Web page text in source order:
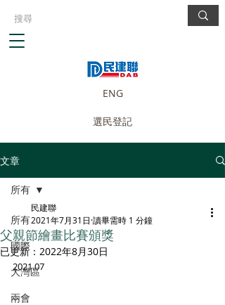
ENG
選民登記
文章
所有
國際
大灣區
兩會
所有
父親節繪畫比賽頒獎
民建聯
2021年7月31日 讀畢需時 1 分鐘
已更新： 2022年8月30日
2021.07